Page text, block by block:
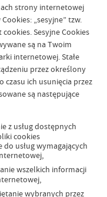
strony internetowej
„sesyjne” tzw.
cookies. Sesyjne Cookies
są na Twoim
internetowej. Stałe
przez określony
czasu ich usunięcia przez
są następujące
z usług dostępnych
cookies
usług wymagających
wszelkich informacji
wybranych przez